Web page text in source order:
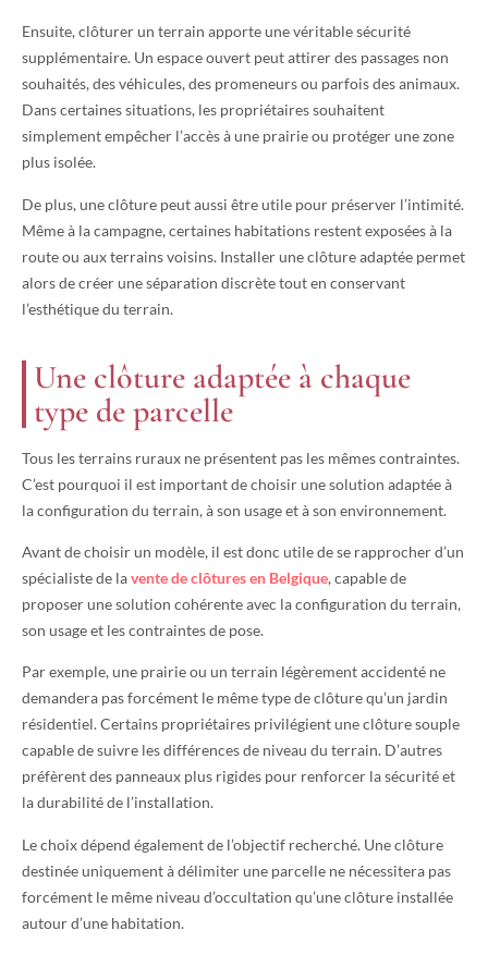
Ensuite, clôturer un terrain apporte une véritable sécurité
supplémentaire. Un espace ouvert peut attirer des passages non
souhaités, des véhicules, des promeneurs ou parfois des animaux.
Dans certaines situations, les propriétaires souhaitent
simplement empêcher l’accès à une prairie ou protéger une zone
plus isolée.
De plus, une clôture peut aussi être utile pour préserver l’intimité.
Même à la campagne, certaines habitations restent exposées à la
route ou aux terrains voisins. Installer une clôture adaptée permet
alors de créer une séparation discrète tout en conservant
l’esthétique du terrain.
Une clôture adaptée à chaque
type de parcelle
Tous les terrains ruraux ne présentent pas les mêmes contraintes.
C’est pourquoi il est important de choisir une solution adaptée à
la configuration du terrain, à son usage et à son environnement.
Avant de choisir un modèle, il est donc utile de se rapprocher d’un
spécialiste de lavente de clôtures en Belgique, capable de
proposer une solution cohérente avec la configuration du terrain,
son usage et les contraintes de pose.
Par exemple, une prairie ou un terrain légèrement accidenté ne
demandera pas forcément le même type de clôture qu’un jardin
résidentiel. Certains propriétaires privilégient une clôture souple
capable de suivre les différences de niveau du terrain. D’autres
préfèrent des panneaux plus rigides pour renforcer la sécurité et
la durabilité de l’installation.
Le choix dépend également de l’objectif recherché. Une clôture
destinée uniquement à délimiter une parcelle ne nécessitera pas
forcément le même niveau d’occultation qu’une clôture installée
autour d’une habitation.